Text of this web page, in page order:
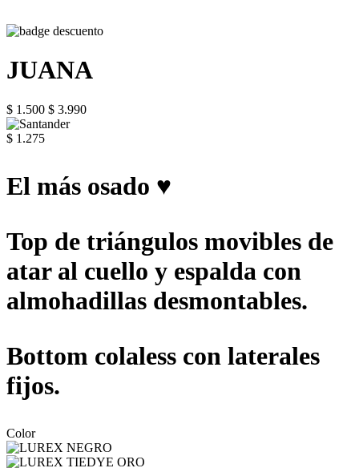
JUANA
$ 1.500 $ 3.990
$ 1.275
El más osado ♥
Top de triángulos movibles de
atar al cuello y espalda con
almohadillas desmontables.
Bottom colaless con laterales
fijos.
Color